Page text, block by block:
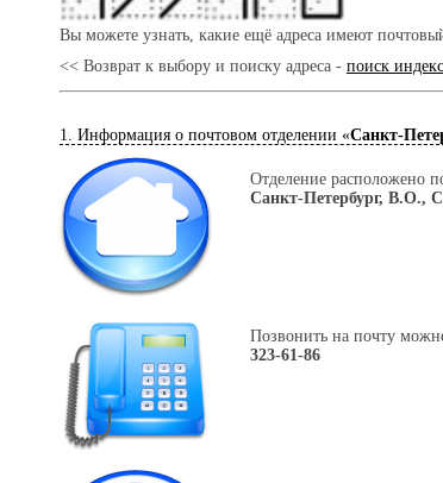
Вы можете узнать, какие ещё адреса имеют
<< Возврат к выбору и поиску адреса - поиск
1. Информация о почтовом отделении «Санкт-
Отделение расположено
Санкт-Петербург, В.О.,
Позвонить на почту
323-61-86